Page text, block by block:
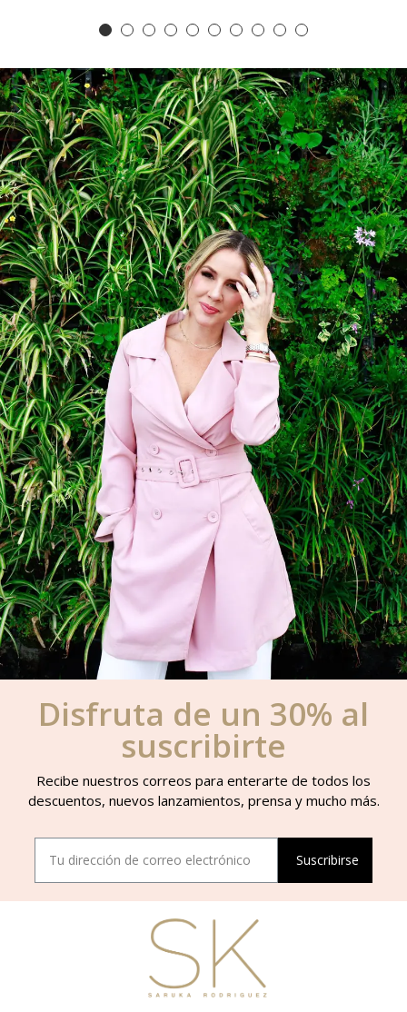
Disfruta de un 30% al
suscribirte
Recibe nuestros correos para enterarte de todos los
descuentos, nuevos lanzamientos, prensa y mucho más.
Suscribirse